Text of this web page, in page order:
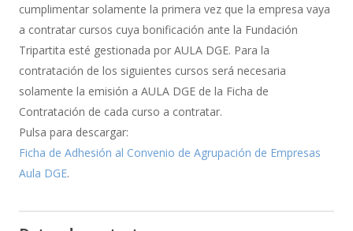
cumplimentar solamente la primera vez que la empresa vaya
a contratar cursos cuya bonificación ante la Fundación
Tripartita esté gestionada por AULA DGE. Para la
contratación de los siguientes cursos será necesaria
solamente la emisión a AULA DGE de la Ficha de
Contratación de cada curso a contratar.
Pulsa para descargar:
Ficha de Adhesión al Convenio de Agrupación de Empresas
Aula DGE.